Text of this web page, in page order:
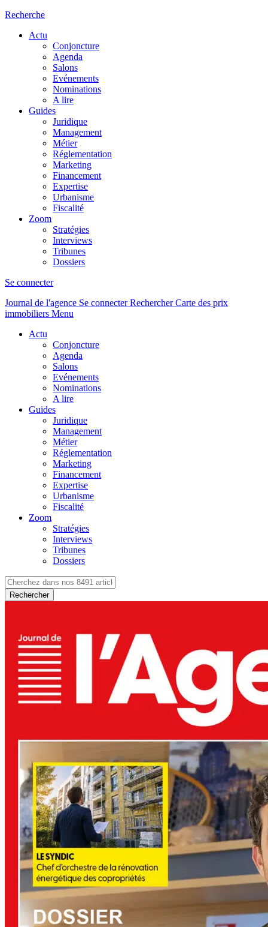
Recherche
Actu
Conjoncture
Agenda
Salons
Evénements
Nominations
A lire
Guides
Juridique
Management
Métier
Réglementation
Marketing
Financement
Expertise
Urbanisme
Fiscalité
Zoom
Stratégies
Interviews
Tribunes
Dossiers
Se connecter
Journal de l'agence Se connecterRechercher Carte des prix
immobiliers Menu
Actu
Conjoncture
Agenda
Salons
Evénements
Nominations
A lire
Guides
Juridique
Management
Métier
Réglementation
Marketing
Financement
Expertise
Urbanisme
Fiscalité
Zoom
Stratégies
Interviews
Tribunes
Dossiers
Rechercher